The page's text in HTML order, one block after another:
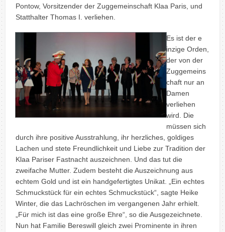
Pontow, Vorsitzender der Zuggemeinschaft Klaa Paris, und
Statthalter Thomas I. verliehen.
Es ist der e
inzige Orden,
der von der
Zuggemeins
chaft nur an
Damen
verliehen
wird. Die
müssen sich
durch ihre positive Ausstrahlung, ihr herzliches, goldiges
Lachen und stete Freundlichkeit und Liebe zur Tradition der
Klaa Pariser Fastnacht auszeichnen. Und das tut die
zweifache Mutter. Zudem besteht die Auszeichnung aus
echtem Gold und ist ein handgefertigtes Unikat. „Ein echtes
Schmuckstück für ein echtes Schmuckstück“, sagte Heike
Winter, die das Lachröschen im vergangenen Jahr erhielt.
„Für mich ist das eine große Ehre“, so die Ausgezeichnete.
Nun hat Familie Bereswill gleich zwei Prominente in ihren